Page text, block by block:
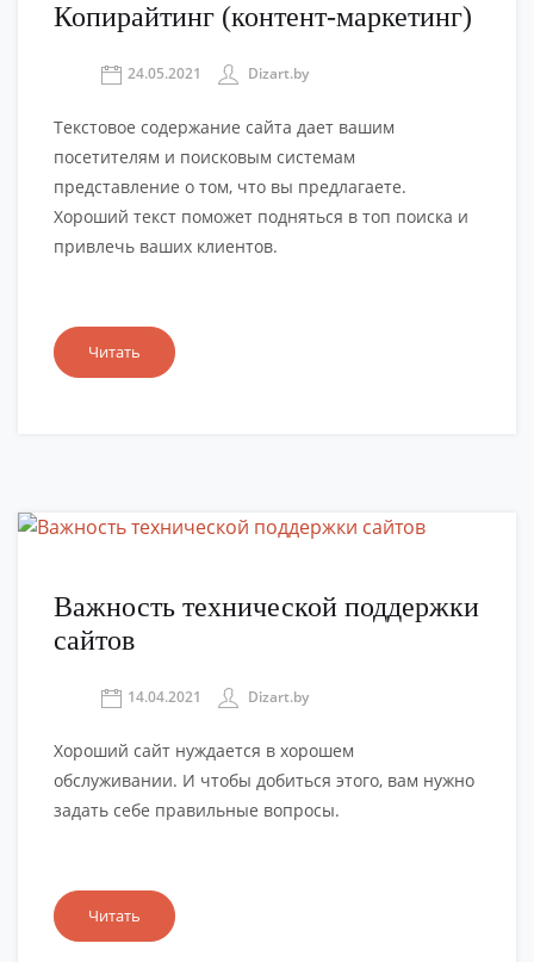
Копирайтинг (контент-маркетинг)
24.05.2021 Dizart.by
Текстовое содержание сайта дает вашим
посетителям и поисковым системам
представление о том, что вы предлагаете.
Хороший текст поможет подняться в топ поиска и
привлечь ваших клиентов.
Читать
Важность технической поддержки
сайтов
14.04.2021 Dizart.by
Хороший сайт нуждается в хорошем
обслуживании. И чтобы добиться этого, вам нужно
задать себе правильные вопросы.
Читать